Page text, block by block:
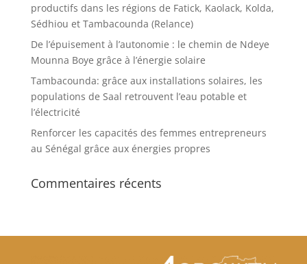
productifs dans les régions de Fatick, Kaolack, Kolda,
Sédhiou et Tambacounda (Relance)
De l’épuisement à l’autonomie : le chemin de Ndeye
Mounna Boye grâce à l’énergie solaire
Tambacounda: grâce aux installations solaires, les
populations de Saal retrouvent l’eau potable et
l’électricité
Renforcer les capacités des femmes entrepreneurs
au Sénégal grâce aux énergies propres
Commentaires récents